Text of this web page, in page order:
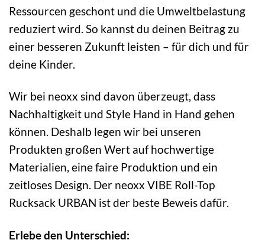
Ressourcen geschont und die Umweltbelastung
reduziert wird. So kannst du deinen Beitrag zu
einer besseren Zukunft leisten – für dich und für
deine Kinder.
Wir bei neoxx sind davon überzeugt, dass
Nachhaltigkeit und Style Hand in Hand gehen
können. Deshalb legen wir bei unseren
Produkten großen Wert auf hochwertige
Materialien, eine faire Produktion und ein
zeitloses Design. Der neoxx VIBE Roll-Top
Rucksack URBAN ist der beste Beweis dafür.
Erlebe den Unterschied: